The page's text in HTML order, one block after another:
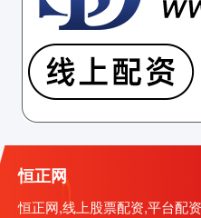
恒正网
恒正网,线上股票配资,平台配